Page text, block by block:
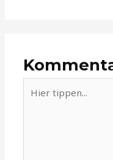
tippen...